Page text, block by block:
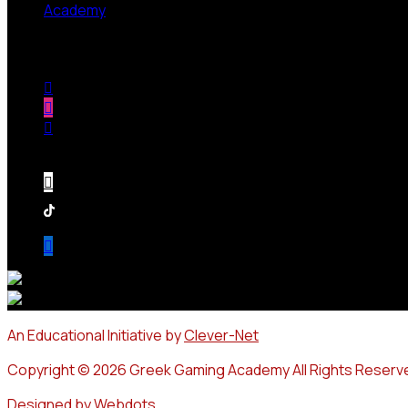
Academy
An Educational Initiative byClever-Net
Copyright © 2026 Greek Gaming Academy All Rights